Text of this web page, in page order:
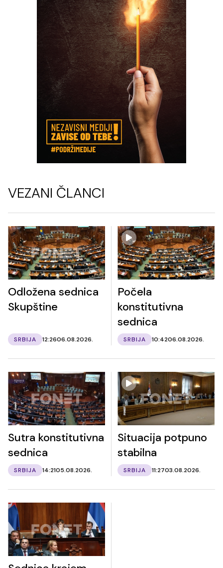
VEZANI ČLANCI
Odložena sednica
Skupštine
SRBIJA 12:2606.08.2026.
Počela
konstitutivna
sednica
SRBIJA 10:4206.08.2026.
Sutra konstitutivna
sednica
SRBIJA 14:2105.08.2026.
Situacija potpuno
stabilna
SRBIJA 11:2703.08.2026.